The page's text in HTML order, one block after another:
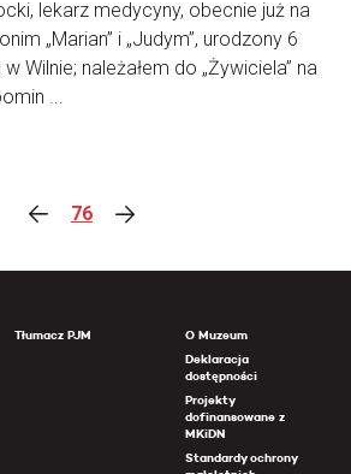
lekarz medycyny, obecnie już na
„Marian” i „Judym”, urodzony 6
Wilnie; należałem do „Żywiciela” na
...
76
Tłumacz PJM
O Muzeum
Deklaracja
dostępności
Projekty
dofinansowane z
MKiDN
Standardy ochrony